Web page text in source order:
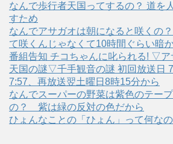
なんで歩行者天国ってするの？ 道を
すため
なんでアサガオは朝になると咲くの
て咲くんじゃなくて10時間ぐらい暗
番組告知 チコちゃんに叱られる! ▽
天国の謎▽千手観音の謎 初回放送日
7:57、再放送翌土曜日8時15分から
なんでスーパーの野菜は紫色のテー
の？ 紫は緑の反対の色だから
ひょんなことの「ひょん」って何な